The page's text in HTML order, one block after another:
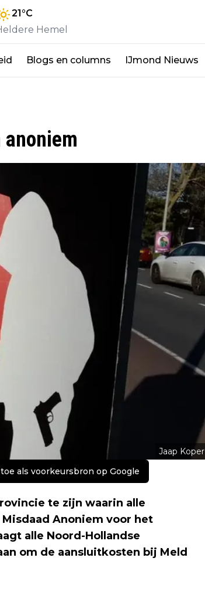
21°C
Hemel
Blogs en columns IJmond Nieuws
Jaap Koper
als voorkeursbron op Google
te zijn waarin alle
Anoniem voor het
alle Noord-Hollandse
om de aansluitkosten bij Meld